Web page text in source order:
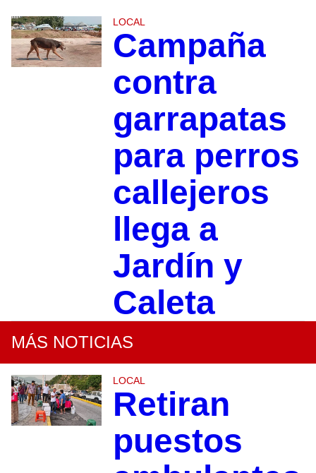
LOCAL
Campaña
contra
garrapatas
para perros
callejeros
llega a
Jardín y
Caleta
MÁS NOTICIAS
LOCAL
Retiran
puestos